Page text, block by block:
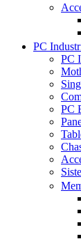
PC
PC
PC